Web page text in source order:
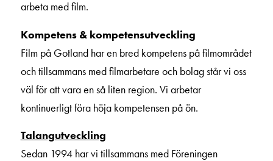
arbeta med film.
Kompetens & kompetensutveckling
Film på Gotland har en bred kompetens på filmområdet
och tillsammans med filmarbetare och bolag står vi oss
väl för att vara en så liten region. Vi arbetar
kontinuerligt föra höja kompetensen på ön.
Talangutveckling
Sedan 1994 har vi tillsammans med Föreningen